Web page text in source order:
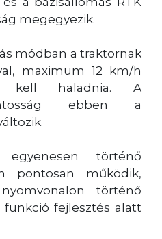
megegyezik.
módban a traktornak
maximum 12 km/h
kell haladnia. A
ebben a
történő
pontosan működik,
történő
fejlesztés alatt